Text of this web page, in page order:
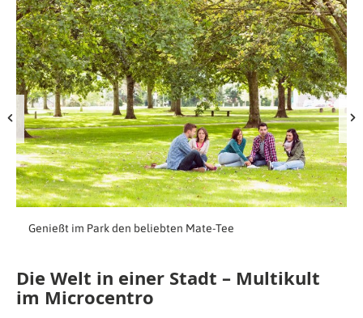
Genießt im Park den beliebten Mate-Tee
Die Welt in einer Stadt – Multikult
im Microcentro